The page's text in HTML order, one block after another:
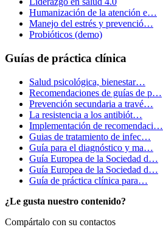
Humanización de la atención e…
Manejo del estrés y prevenció…
Probióticos (demo)
Guías de práctica clínica
Salud psicológica, bienestar…
Recomendaciones de guías de p…
Prevención secundaria a travé…
La resistencia a los antibiót…
Implementación de recomendaci…
Guias de tratamiento de infec…
Guía para el diagnóstico y ma…
Guía Europea de la Sociedad d…
Guía Europea de la Sociedad d…
Guía de práctica clínica para…
¿Le gusta nuestro contenido?
Compártalo con su contactos